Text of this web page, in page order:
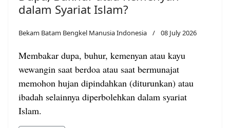
dalam Syariat Islam?
Bekam Batam Bengkel Manusia Indonesia 08 July 2026
Membakar dupa, buhur, kemenyan atau kayu
wewangin saat berdoa atau saat bermunajat
memohon hujan dipindahkan (diturunkan) atau
ibadah selainnya diperbolehkan dalam syariat
Islam.